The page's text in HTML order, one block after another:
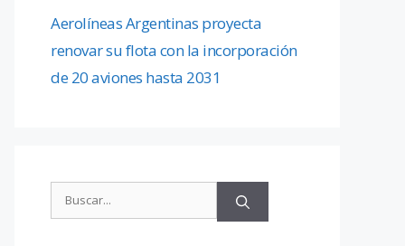
Aerolíneas Argentinas proyecta
renovar su flota con la incorporación
de 20 aviones hasta 2031